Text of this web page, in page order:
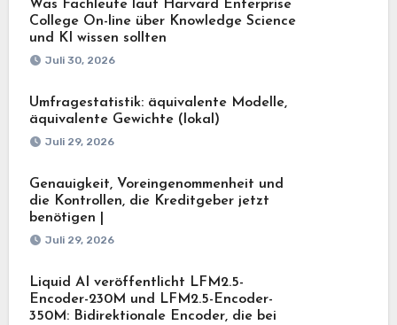
Was Fachleute laut Harvard Enterprise
College On-line über Knowledge Science
und KI wissen sollten
Juli 30, 2026
Umfragestatistik: äquivalente Modelle,
äquivalente Gewichte (lokal)
Juli 29, 2026
Genauigkeit, Voreingenommenheit und
die Kontrollen, die Kreditgeber jetzt
benötigen |
Juli 29, 2026
Liquid AI veröffentlicht LFM2.5-
Encoder-230M und LFM2.5-Encoder-
350M: Bidirektionale Encoder, die bei